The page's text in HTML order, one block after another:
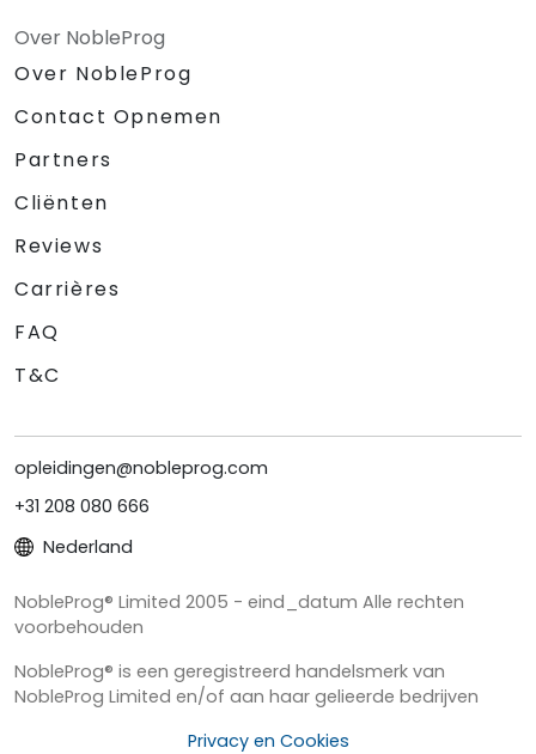
Over NobleProg
Over NobleProg
Contact Opnemen
Partners
Cliënten
Reviews
Carrières
FAQ
T&C
opleidingen@nobleprog.com
+31 208 080 666
Nederland
NobleProg® Limited 2005 - eind_datum Alle rechten
voorbehouden
NobleProg® is een geregistreerd handelsmerk van
NobleProg Limited en/of aan haar gelieerde bedrijven
Privacy en Cookies